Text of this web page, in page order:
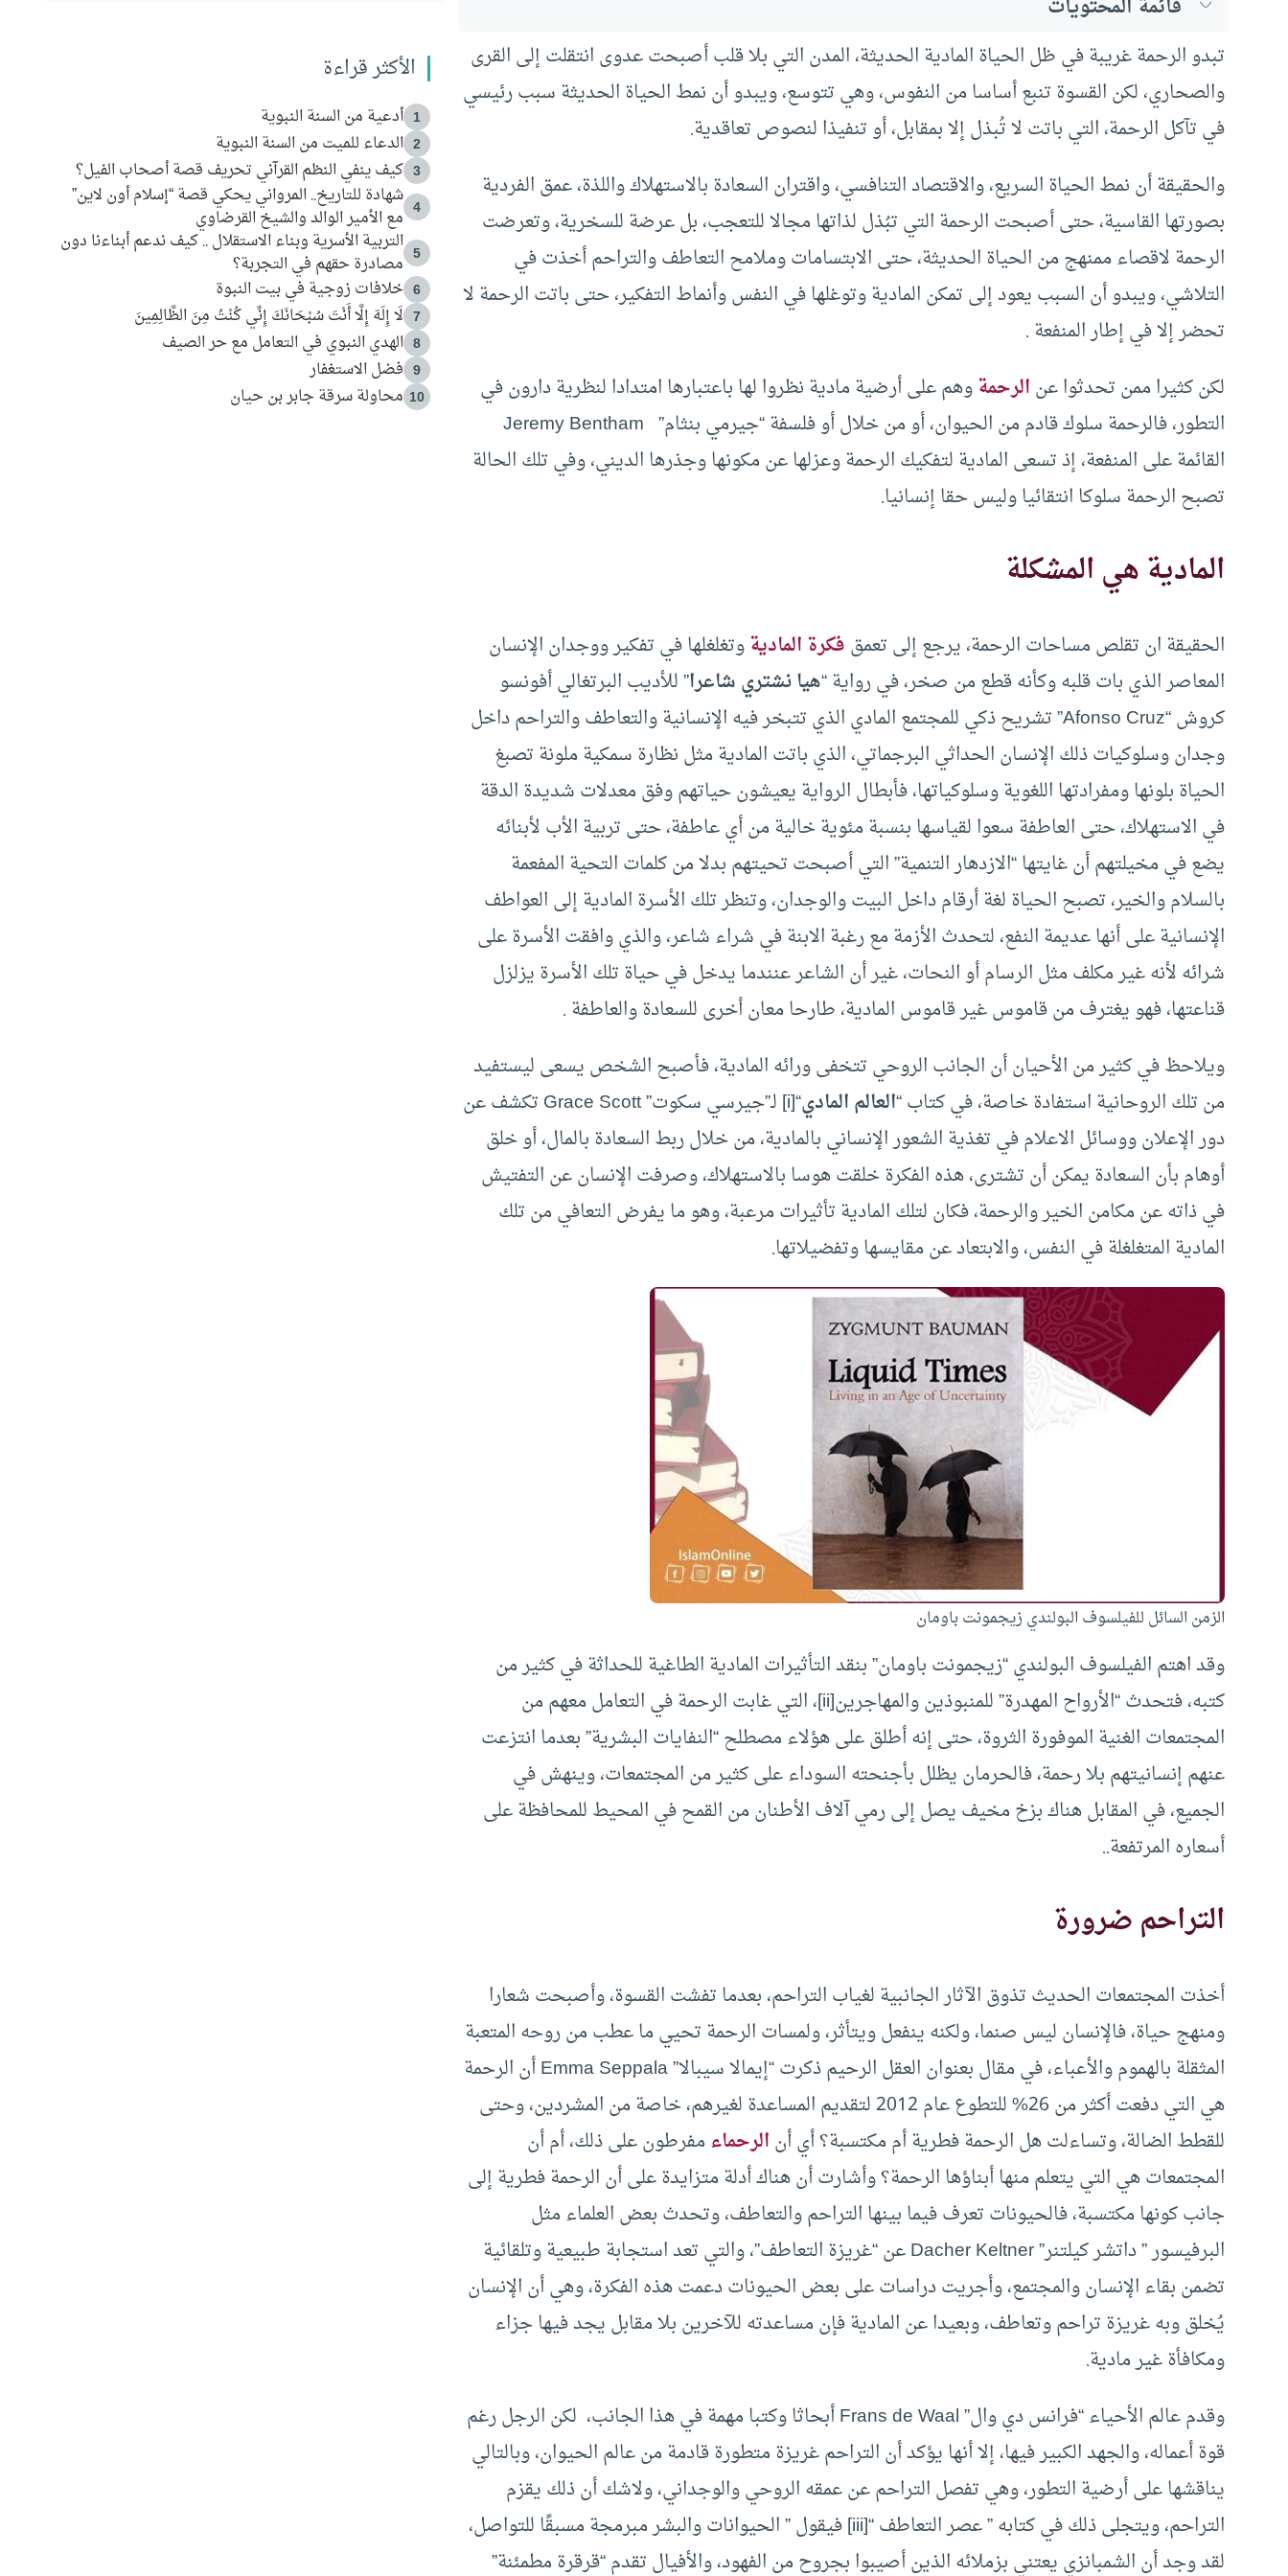
قائمة المحتويات
تبدو الرحمة غريبة في ظل الحياة المادية الحديثة، المدن التي بلا قلب أصبحت عدوى انتقلت إلى القرى
والصحاري، لكن القسوة تنبع أساسا من النفوس، وهي تتوسع، ويبدو أن نمط الحياة الحديثة سبب رئيسي
في تآكل الرحمة، التي باتت لا تُبذل إلا بمقابل، أو تنفيذا لنصوص تعاقدية.
والحقيقة أن نمط الحياة السريع، والاقتصاد التنافسي، واقتران السعادة بالاستهلاك واللذة، عمق الفردية
بصورتها القاسية، حتى أصبحت الرحمة التي تبُذل لذاتها مجالا للتعجب، بل عرضة للسخرية، وتعرضت
الرحمة لاقصاء ممنهج من الحياة الحديثة، حتى الابتسامات وملامح التعاطف والتراحم أخذت في
التلاشي، ويبدو أن السبب يعود إلى تمكن المادية وتوغلها في النفس وأنماط التفكير، حتى باتت الرحمة لا
تحضر إلا في إطار المنفعة .
لكن كثيرا ممن تحدثوا عنالرحمةوهم على أرضية مادية نظروا لها باعتبارها امتدادا لنظرية دارون في
التطور، فالرحمة سلوك قادم من الحيوان، أو من خلال أو فلسفة “جيرمي بنثام” Jeremy Bentham
القائمة على المنفعة، إذ تسعى المادية لتفكيك الرحمة وعزلها عن مكونها وجذرها الديني، وفي تلك الحالة
تصبح الرحمة سلوكا انتقائيا وليس حقا إنسانيا.
المادية هي المشكلة
الحقيقة ان تقلص مساحات الرحمة، يرجع إلى تعمقفكرة الماديةوتغلغلها في تفكير ووجدان الإنسان
المعاصر الذي بات قلبه وكأنه قطع من صخر، في رواية “هيا نشتري شاعرا” للأديب البرتغالي أفونسو
كروش “Afonso Cruz” تشريح ذكي للمجتمع المادي الذي تتبخر فيه الإنسانية والتعاطف والتراحم داخل
وجدان وسلوكيات ذلك الإنسان الحداثي البرجماتي، الذي باتت المادية مثل نظارة سمكية ملونة تصبغ
الحياة بلونها ومفرادتها اللغوية وسلوكياتها، فأبطال الرواية يعيشون حياتهم وفق معدلات شديدة الدقة
في الاستهلاك، حتى العاطفة سعوا لقياسها بنسبة مئوية خالية من أي عاطفة، حتى تربية الأب لأبنائه
يضع في مخيلتهم أن غايتها “الازدهار التنمية” التي أصبحت تحيتهم بدلا من كلمات التحية المفعمة
بالسلام والخير، تصبح الحياة لغة أرقام داخل البيت والوجدان، وتنظر تلك الأسرة المادية إلى العواطف
الإنسانية على أنها عديمة النفع، لتحدث الأزمة مع رغبة الابنة في شراء شاعر، والذي وافقت الأسرة على
شرائه لأنه غير مكلف مثل الرسام أو النحات، غير أن الشاعر عنندما يدخل في حياة تلك الأسرة يزلزل
قناعتها، فهو يغترف من قاموس غير قاموس المادية، طارحا معان أخرى للسعادة والعاطفة .
ويلاحظ في كثير من الأحيان أن الجانب الروحي تتخفى ورائه المادية، فأصبح الشخص يسعى ليستفيد
من تلك الروحانية استفادة خاصة، في كتاب “العالم المادي“
[i]
لـ”جيرسي سكوت” Grace Scott تكشف عن
دور الإعلان ووسائل الاعلام في تغذية الشعور الإنساني بالمادية، من خلال ربط السعادة بالمال، أو خلق
أوهام بأن السعادة يمكن أن تشترى، هذه الفكرة خلقت هوسا بالاستهلاك، وصرفت الإنسان عن التفتيش
في ذاته عن مكامن الخير والرحمة، فكان لتلك المادية تأثيرات مرعبة، وهو ما يفرض التعافي من تلك
المادية المتغلغلة في النفس، والابتعاد عن مقايسها وتفضيلاتها.
الزمن السائل للفيلسوف البولندي زيجمونت باومان
وقد اهتم الفيلسوف البولندي “زيجمونت باومان” بنقد التأثيرات المادية الطاغية للحداثة في كثير من
كتبه، فتحدث “الأرواح المهدرة” للمنبوذين والمهاجرين[ii] ، التي غابت الرحمة في التعامل معهم من
المجتمعات الغنية الموفورة الثروة، حتى إنه أطلق على هؤلاء مصطلح “النفايات البشرية” بعدما انتزعت
عنهم إنسانيتهم بلا رحمة، فالحرمان يظلل بأجنحته السوداء على كثير من المجتمعات، وينهش في
الجميع، في المقابل هناك بزخ مخيف يصل إلى رمي آلاف الأطنان من القمح في المحيط للمحافظة على
أسعاره المرتفعة..
التراحم ضرورة
أخذت المجتمعات الحديث تذوق الآثار الجانبية لغياب التراحم، بعدما تفشت القسوة، وأصبحت شعارا
ومنهج حياة، فالإنسان ليس صنما، ولكنه ينفعل ويتأثر، ولمسات الرحمة تحيي ما عطب من روحه المتعبة
المثقلة بالهموم والأعباء، في مقال بعنوان العقل الرحيم ذكرت “إيمالا سيبالا” Emma Seppala أن الرحمة
هي التي دفعت أكثر من 26% للتطوع عام 2012 لتقديم المساعدة لغيرهم، خاصة من المشردين، وحتى
للقطط الضالة، وتساءلت هل الرحمة فطرية أم مكتسبة؟ أي أنالرحماءمفرطون على ذلك، أم أن
المجتمعات هي التي يتعلم منها أبناؤها الرحمة؟ وأشارت أن هناك أدلة متزايدة على أن الرحمة فطرية إلى
جانب كونها مكتسبة، فالحيونات تعرف فيما بينها التراحم والتعاطف، وتحدث بعض العلماء مثل
البرفيسور ” داتشر كيلتنر” Dacher Keltner عن “غريزة التعاطف”، والتي تعد استجابة طبيعية وتلقائية
تضمن بقاء الإنسان والمجتمع، وأجريت دراسات على بعض الحيونات دعمت هذه الفكرة، وهي أن الإنسان
يُخلق وبه غريزة تراحم وتعاطف، وبعيدا عن المادية فإن مساعدته للآخرين بلا مقابل يجد فيها جزاء
ومكافأة غير مادية.
وقدم عالم الأحياء “فرانس دي وال” Frans de Waal أبحاثا وكتبا مهمة في هذا الجانب، لكن الرجل رغم
قوة أعماله، والجهد الكبير فيها، إلا أنها يؤكد أن التراحم غريزة متطورة قادمة من عالم الحيوان، وبالتالي
يناقشها على أرضية التطور، وهي تفصل التراحم عن عمقه الروحي والوجداني، ولاشك أن ذلك يقزم
التراحم، ويتجلى ذلك في كتابه ” عصر التعاطف “[iii]
فيقول ” الحيوانات والبشر مبرمجة مسبقًا للتواصل،
لقد وجد أن الشمبانزي يعتني بزملائه الذين أصيبوا بجروح من الفهود، والأفيال تقدم “قرقرة مطمئنة”
الأكثر قراءة
1 أدعية من السنة النبوية
2 الدعاء للميت من السنة النبوية
3 كيف ينفي النظم القرآني تحريف قصة أصحاب الفيل؟
4
شهادة للتاريخ.. المرواني يحكي قصة “إسلام أون لاين”
مع الأمير الوالد والشيخ القرضاوي
5
التربية الأسرية وبناء الاستقلال .. كيف ندعم أبناءنا دون
مصادرة حقهم في التجربة؟
6 خلافات زوجية في بيت النبوة
7 لَا إِلَهَ إِلَّا أَنْتَ سُبْحَانَكَ إِنِّي كُنْتُ مِنَ الظَّالِمِينَ
8 الهدي النبوي في التعامل مع حر الصيف
9 فضل الاستغفار
10 محاولة سرقة جابر بن حيان